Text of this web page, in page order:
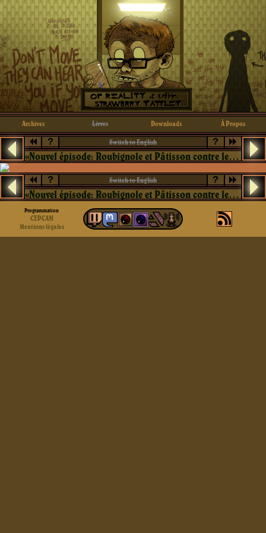
Archives Livres Downloads À Propos
? Switch to English ?
«Nouvel épisode: Roubignole et Pâtisson contre le cartel cubain»
? Switch to English ?
«Nouvel épisode: Roubignole et Pâtisson contre le cartel cubain»
Programmation
CEPCAM
Mentions légales